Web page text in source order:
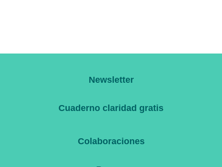
Newsletter
Cuaderno claridad gratis
Colaboraciones